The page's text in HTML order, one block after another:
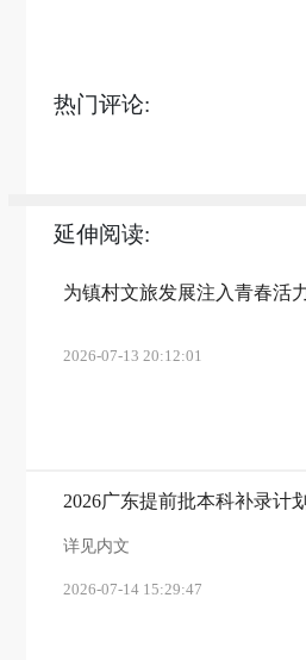
热门评论:
延伸阅读:
为镇村文旅发展注入青春活
2026-07-13 20:12:01
2026广东提前批本科补录计
详见内文
2026-07-14 15:29:47